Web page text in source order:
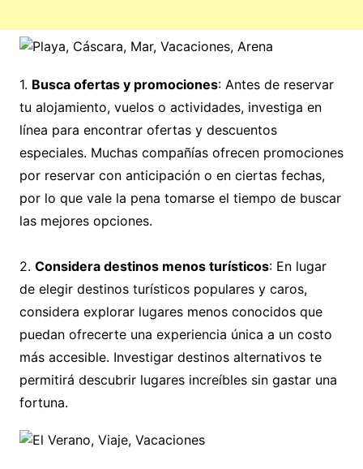
1. Busca ofertas y promociones: Antes de reservar
tu alojamiento, vuelos o actividades, investiga en
línea para encontrar ofertas y descuentos
especiales. Muchas compañías ofrecen promociones
por reservar con anticipación o en ciertas fechas,
por lo que vale la pena tomarse el tiempo de buscar
las mejores opciones.
2. Considera destinos menos turísticos: En lugar
de elegir destinos turísticos populares y caros,
considera explorar lugares menos conocidos que
puedan ofrecerte una experiencia única a un costo
más accesible. Investigar destinos alternativos te
permitirá descubrir lugares increíbles sin gastar una
fortuna.